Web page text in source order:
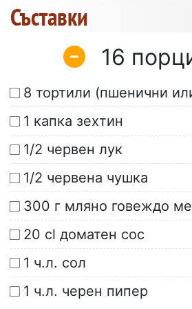
Съставки
16
8 тортили (пшенични
1 капка зехтин
1/2 червен лук
1/2 червена чушка
300 г мляно говеждо
20 cl доматен сос
1 ч.л. сол
1 ч.л. черен пипер